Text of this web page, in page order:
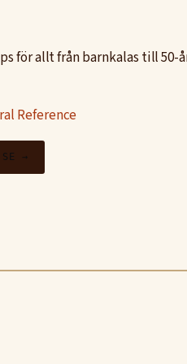
för allt från barnkalas till 50-
Reference
→